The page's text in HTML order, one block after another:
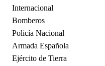
Internacional
Bomberos
Policía Nacional
Armada Española
Ejército de Tierra